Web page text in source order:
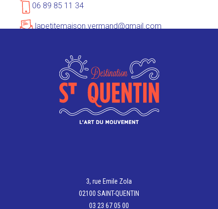
06 89 85 11 34
lapetitemaison.vermand@gmail.com
https://www.airbnb.fr/rooms/1113616350227768871?
3, rue Emile Zola
02100 SAINT-QUENTIN
03 23 67 05 00